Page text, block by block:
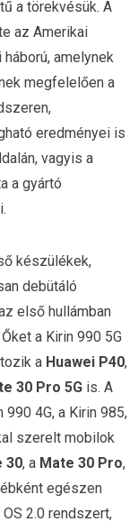
a törekvésük. A
az Amerikai
amelynek
megfelelően a
eredményei is
vagyis a
a gyártó
készülékek,
debütáló
első hullámban
a Kirin 990 5G
a Huawei P40,
30 Pro 5G is. A
4G, a Kirin 985,
szerelt mobilok
30, a Mate 30 Pro,
egészen
2.0 rendszert,